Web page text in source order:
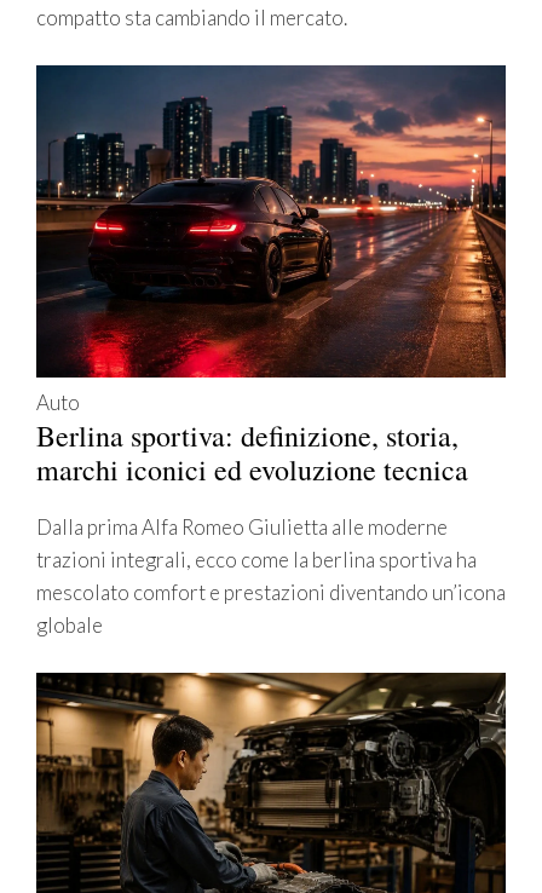
compatto sta cambiando il mercato.
Auto
Berlina sportiva: definizione, storia,
marchi iconici ed evoluzione tecnica
Dalla prima Alfa Romeo Giulietta alle moderne
trazioni integrali, ecco come la berlina sportiva ha
mescolato comfort e prestazioni diventando un’icona
globale